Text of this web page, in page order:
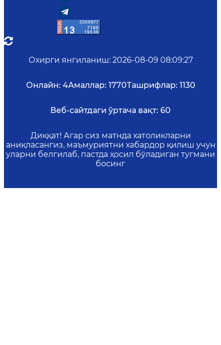
Охирги янгиланиш: 2026-08-09 08:09:27
Онлайн: 4Амаллар: 1770Ташрифлар: 1130
Веб-сайтдаги ўртача вақт: 60
Диққат! Агар сиз матнда хатоликларни
аниқласангиз, маъмуриятни хабардор қилиш учун
уларни белгилаб, пастда ҳосил бўладиган тугмани
босинг